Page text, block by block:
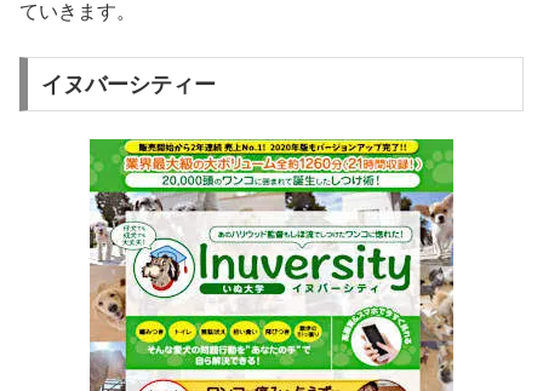
ていきます。
イヌバーシティー